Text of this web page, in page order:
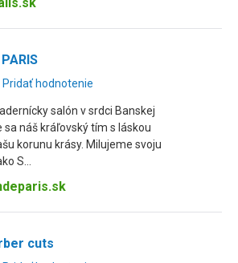
Pridať hodnotenie
salón v srdci Banskej
sa náš kráľovský tím s láskou
korunu krásy. Milujeme svoju
S...
cuts